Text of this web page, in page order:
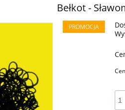
Bełkot -
PROMOCJA